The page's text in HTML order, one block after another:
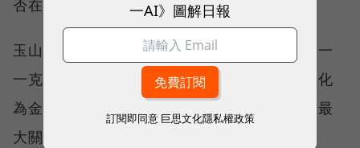
否在短時間內改變過去的銷售習慣和重點。
玉山金能否靠著自身的整合能力與品牌形象，一
一克服這些挑戰，將這家老牌壽險公司成功轉化
為金控新的獲利引擎，將成為未來發展走向的最
大關鍵。
一AI》圖解日報
訂閱即同意 巨思文化隱私權政策